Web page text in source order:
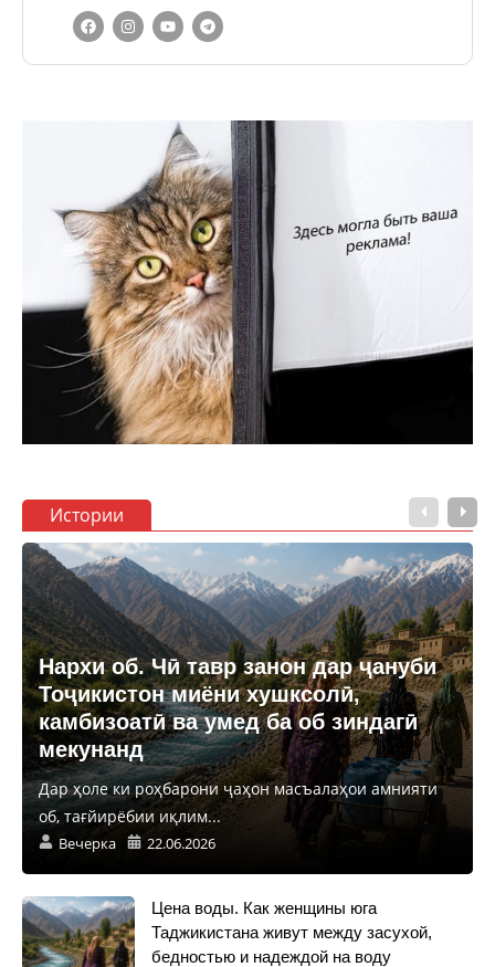
Истории
Нархи об. Чӣ тавр занон дар ҷануби
Тоҷикистон миёни хушксолӣ,
камбизоатӣ ва умед ба об зиндагӣ
мекунанд
Дар ҳоле ки роҳбарони ҷаҳон масъалаҳои амнияти
об, тағйирёбии иқлим...
Вечерка 22.06.2026
Цена воды. Как женщины юга
Таджикистана живут между засухой,
бедностью и надеждой на воду